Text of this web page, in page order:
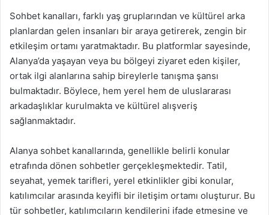
Sohbet kanalları, farklı yaş gruplarından ve kültürel arka
planlardan gelen insanları bir araya getirerek, zengin bir
etkileşim ortamı yaratmaktadır. Bu platformlar sayesinde,
Alanya’da yaşayan veya bu bölgeyi ziyaret eden kişiler,
ortak ilgi alanlarına sahip bireylerle tanışma şansı
bulmaktadır. Böylece, hem yerel hem de uluslararası
arkadaşlıklar kurulmakta ve kültürel alışveriş
sağlanmaktadır.
Alanya sohbet kanallarında, genellikle belirli konular
etrafında dönen sohbetler gerçekleşmektedir. Tatil,
seyahat, yemek tarifleri, yerel etkinlikler gibi konular,
katılımcılar arasında keyifli bir iletişim ortamı oluşturur. Bu
tür sohbetler, katılımcıların kendilerini ifade etmesine ve